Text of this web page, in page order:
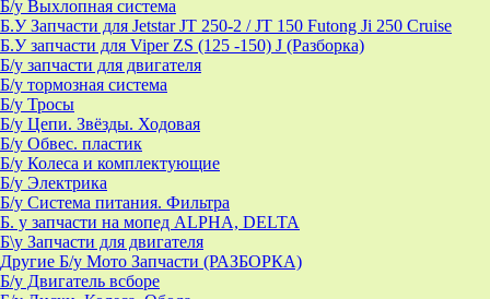
Б/у Выхлопная система
Б.У Запчасти для Jetstar JT 250-2 / JT 150 Futong Ji 250 Cruise
Б.У запчасти для Viper ZS (125 -150) J (Разборка)
Б/у запчасти для двигателя
Б/у тормозная система
Б/у Тросы
Б/у Цепи. Звёзды. Ходовая
Б/у Обвес. пластик
Б/у Колеса и комплектующие
Б/у Электрика
Б/у Система питания. Фильтра
Б. у запчасти на мопед ALPHA, DELTA
Б\у Запчасти для двигателя
Другие Б/у Мото Запчасти (РАЗБОРКА)
Б/у Двигатель всборе